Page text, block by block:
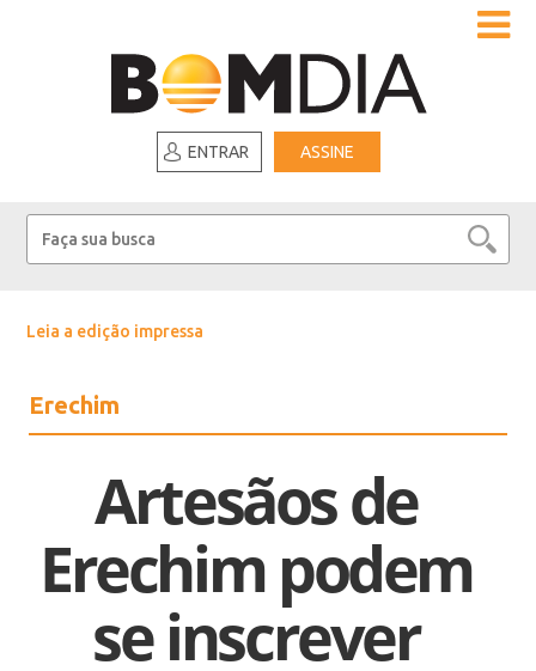
ENTRAR ASSINE
Leia a edição impressa
Erechim
Artesãos de
Erechim podem
se inscrever